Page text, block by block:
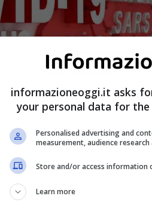
ad una nuova battaglia –
calda,il timore è che ad
informazioneoggi.it asks
your personal data for
Personalised advertising and
measurement, audience
Store and/or access information
Learn more